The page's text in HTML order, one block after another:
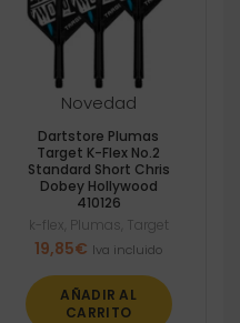
Novedad
Dartstore Plumas
Target K-Flex No.2
Standard Short Chris
Dobey Hollywood
410126
k-flex Plumas Target
19,85€ Iva incluido
AÑADIR AL
CARRITO